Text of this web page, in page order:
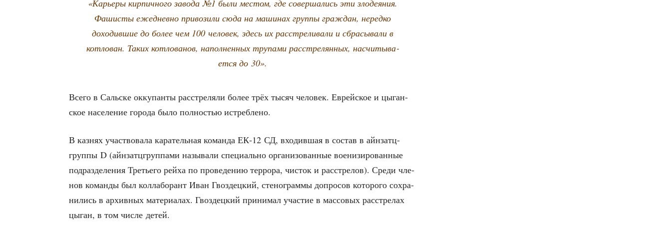
«Карье­ры кир­пич­но­го заво­да №1 были местом, где совер­ша­лись эти зло­де­я­ния.
Фаши­сты еже­днев­но при­во­зи­ли сюда на маши­нах груп­пы граж­дан, неред­ко
дохо­див­шие до более чем 100 чело­век, здесь их рас­стре­ли­ва­ли и сбра­сы­ва­ли в
кот­ло­ван. Таких кот­ло­ва­нов, напол­нен­ных тру­па­ми рас­стре­лян­ных, насчи­ты­ва­
ет­ся до 30».
Все­го в Саль­ске окку­пан­ты рас­стре­ля­ли более трёх тысяч чело­век. Еврей­ское и цыган­
ское насе­ле­ние горо­да было пол­но­стью истреблено.
В каз­нях участ­во­ва­ла кара­тель­ная коман­да ЕК-12 СД, вхо­див­шая в состав в айн­затц­
груп­пы D (айн­затц­груп­па­ми назы­ва­ли спе­ци­аль­но орга­ни­зо­ван­ные вое­ни­зи­ро­ван­ные
под­раз­де­ле­ния Тре­тье­го рей­ха по про­ве­де­нию тер­ро­ра, чисток и рас­стре­лов). Сре­ди чле­
нов коман­ды был кол­ла­бо­рант Иван Гвоз­дец­кий, сте­но­грам­мы допро­сов кото­ро­го сохра­
ни­лись в архив­ных мате­ри­а­лах. Гвоз­дец­кий при­ни­мал уча­стие в мас­со­вых рас­стре­лах
цыган, в том чис­ле детей.